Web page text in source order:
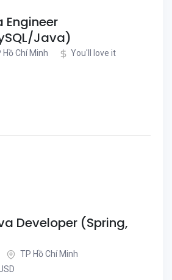
Engineer
Java)
Hồ Chí Minh You'll love it
Developer (Spring,
TP Hồ Chí Minh